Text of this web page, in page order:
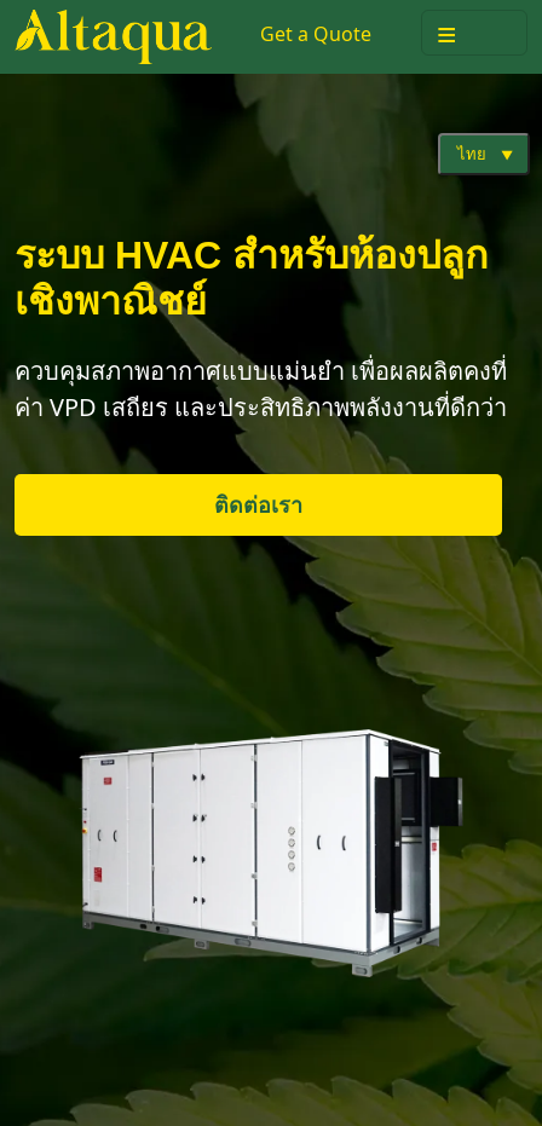
Get a Quote ≡
ไทย
ระบบ HVAC สำหรับห้องปลูก
เชิงพาณิชย์
ควบคุมสภาพอากาศแบบแม่นยำ เพื่อผลผลิตคงที่
ค่า VPD เสถียร และประสิทธิภาพพลังงานที่ดีกว่า
ติดต่อเรา